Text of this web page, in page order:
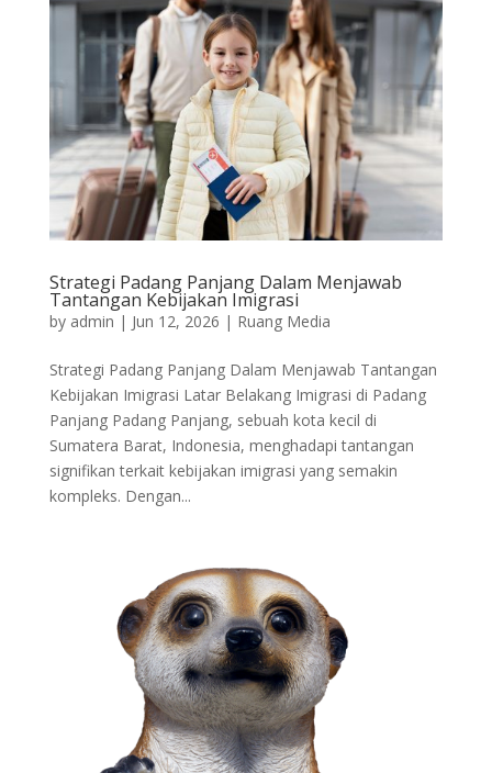
Strategi Padang Panjang Dalam Menjawab
Tantangan Kebijakan Imigrasi
by admin | Jun 12, 2026 | Ruang Media
Strategi Padang Panjang Dalam Menjawab Tantangan
Kebijakan Imigrasi Latar Belakang Imigrasi di Padang
Panjang Padang Panjang, sebuah kota kecil di
Sumatera Barat, Indonesia, menghadapi tantangan
signifikan terkait kebijakan imigrasi yang semakin
kompleks. Dengan...